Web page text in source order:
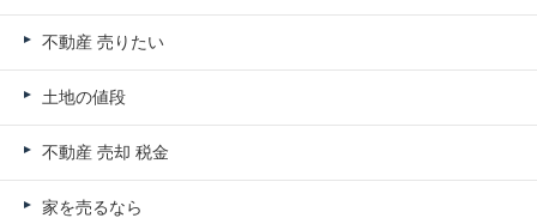
不動産 売りたい
土地の値段
不動産 売却 税金
家を売るなら